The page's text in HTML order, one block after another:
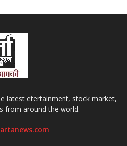
latest etertainment, stock market,
from around the world.